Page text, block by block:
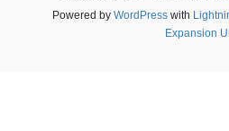
Powered by WordPresswith
Expansion